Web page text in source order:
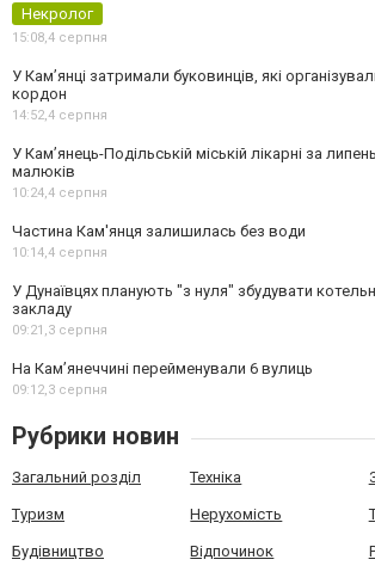
Некролог
15:08,4 серпня
У Кам’янці затримали буковинців, які
кордон
14:52,4 серпня
У Кам’янець-Подільській міській лікарні за
малюків
10:24,4 серпня
Частина Кам'янця залишилась без води
10:14,4 серпня
У Дунаївцях планують "з нуля" збудувати
закладу
09:21,3 серпня
На Камʼянеччині перейменували 6 вулиць
09:12,3 серпня
Рубрики новин
Загальний розділ Техніка
Туризм Нерухомість
Будівництво Відпочинок